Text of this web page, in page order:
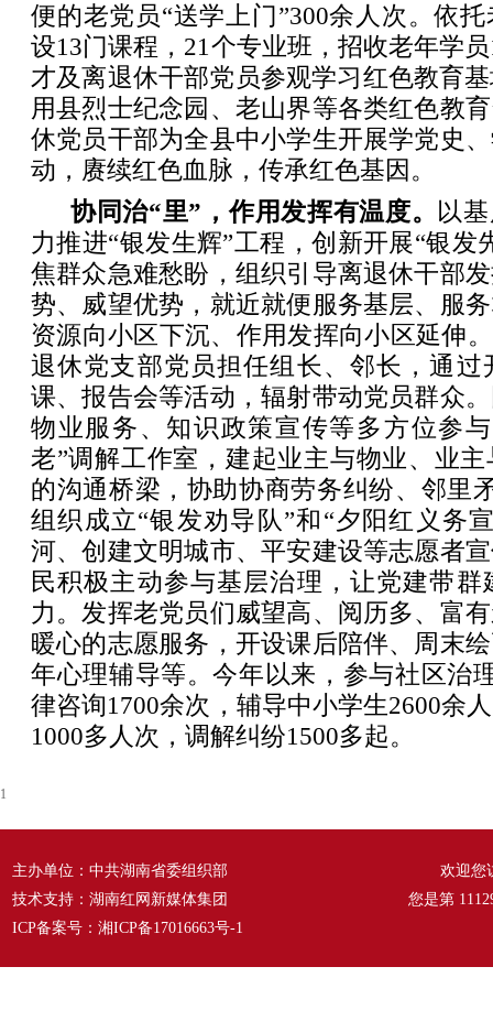
便的老党员“送学上门”300余人次。依
设13门课程，21个专业班，招收老年学
才及离退休干部党员参观学习红色教育
用县烈士纪念园、老山界等各类红色教
休党员干部为全县中小学生开展学党史
动，赓续红色血脉，传承红色基因。
协同治“里”，作用发挥有温度。
以
力推进“银发生辉”工程，创新开展“银发
焦群众急难愁盼，组织引导离退休干部
势、威望优势，就近就便服务基层、服
资源向小区下沉、作用发挥向小区延伸
退休党支部党员担任组长、邻长，通过
课、报告会等活动，辐射带动党员群众
物业服务、知识政策宣传等多方位参
老”调解工作室，建起业主与物业、业
的沟通桥梁，协助协商劳务纠纷、邻里
组织成立“银发劝导队”和“夕阳红义务
河、创建文明城市、平安建设等志愿者
民积极主动参与基层治理，让党建带
力。发挥老党员们威望高、阅历多、富
暖心的志愿服务，开设课后陪伴、周末
年心理辅导等。今年以来，参与社区治
律咨询1700余次，辅导中小学生2600余
1000多人次，调解纠纷1500多起。
1
主办单位：中共湖南省委组织部
技术支持：湖南红网新媒体集团
ICP备案号： 湘ICP备17016663号-1
欢迎您
您是第